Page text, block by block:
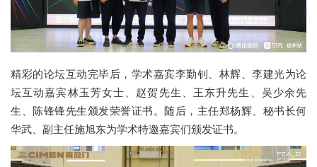
精彩的论坛互动完毕后，学术嘉宾李勤钊、林辉、李建光为论
坛互动嘉宾林玉芳女士、赵贺先生、王东升先生、吴少余先
生、陈锋锋先生颁发荣誉证书。随后，主任郑杨辉、秘书长何
华武、副主任施旭东为学术特邀嘉宾们颁发证书。